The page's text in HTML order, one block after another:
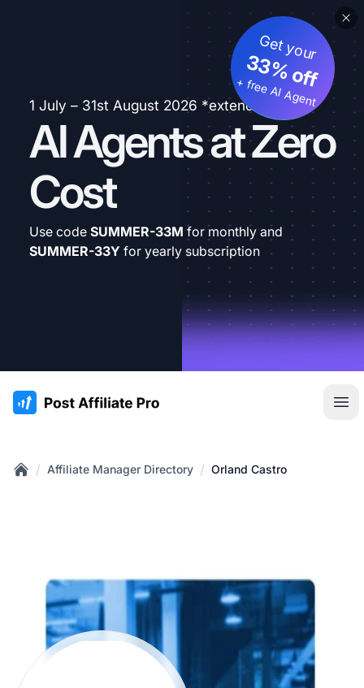
1 July – 31st August 2026 *extended
AI Agents at Zero
Cost
Get your
33% off
+ free AI Agent
Use code SUMMER-33M for monthly and
SUMMER-33Y for yearly subscription
:site.title
/ Affiliate Manager Directory / Orland Castro